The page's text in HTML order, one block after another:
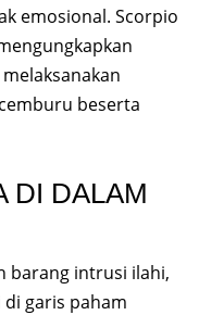
emosional. Scorpio
beserta
DI DALAM
barang intrusi ilahi,
garis paham